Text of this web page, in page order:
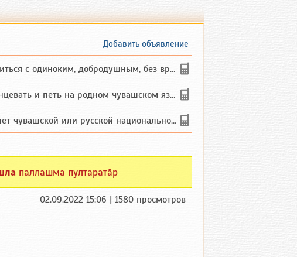
Добавить объявление
с одиноким, добродушным, без вредных ...
и петь на родном чувашском языке
или русской национальности дл...
паллашма пултаратӑр
02.09.2022 15:06 | 1580 просмотров